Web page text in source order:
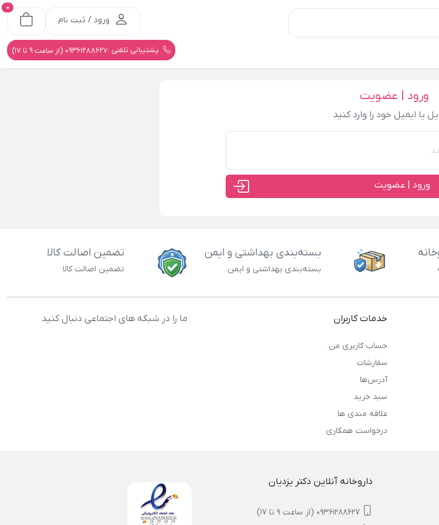
ورود / ثبت نام
0
پشتیبانی تلفنی :09361288627 (از ساعت 9 تا 17)
ورود | عضویت
یا ایمیل خود را وارد کنید
ورود | عضویت
بسته‌بندی بهداشتی و ایمن
بسته‌بندی بهداشتی و ایمن
تضمین اصالت کالا
تضمین اصالت کالا
خدمات کاربران
حساب کاربری من
سفارشات
آدرس‌ها
سبد خرید
علاقه مندی ها
درخواست همکاری
ما را در شبکه های اجتماعی دنبال کنید
داروخانه آنلاین دکتر یزدیان
09361288627 (از ساعت 9 تا 17)